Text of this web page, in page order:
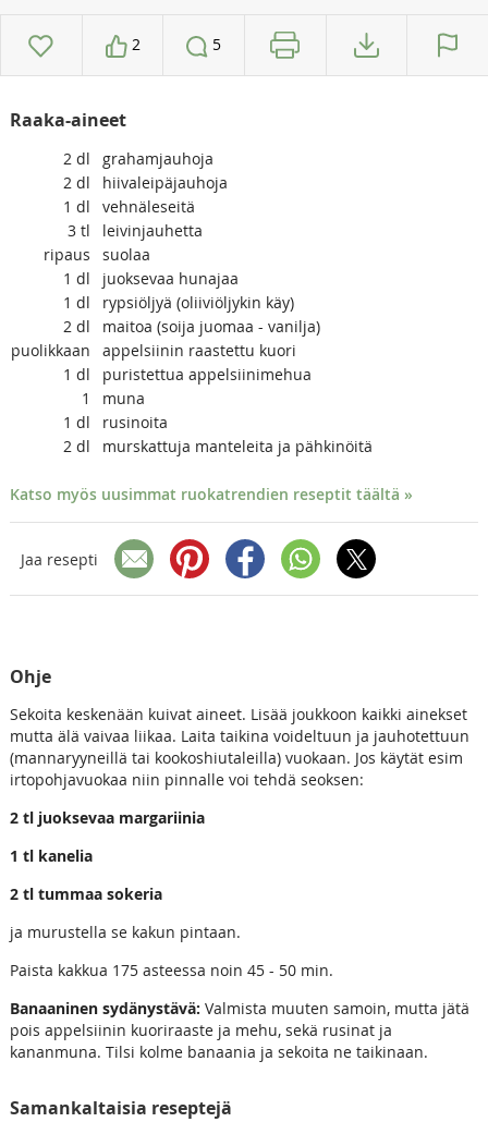
2 5
Raaka-aineet
2 dl
grahamjauhoja
2 dl
hiivaleipäjauhoja
1 dl
vehnäleseitä
3 tl
leivinjauhetta
ripaus
suolaa
1 dl
juoksevaa hunajaa
1 dl
rypsiöljyä (oliiviöljykin käy)
2 dl
maitoa (soija juomaa - vanilja)
puolikkaan
appelsiinin raastettu kuori
1 dl
puristettua appelsiinimehua
1
muna
1 dl
rusinoita
2 dl murskattuja manteleita ja pähkinöitä
Katso myös uusimmat ruokatrendien reseptit täältä »
Jaa resepti
Ohje
Sekoita keskenään kuivat aineet. Lisää joukkoon kaikki ainekset
mutta älä vaivaa liikaa. Laita taikina voideltuun ja jauhotettuun
(mannaryyneillä tai kookoshiutaleilla) vuokaan. Jos käytät esim
irtopohjavuokaa niin pinnalle voi tehdä seoksen:
2 tl juoksevaa margariinia
1 tl kanelia
2 tl tummaa sokeria
ja murustella se kakun pintaan.
Paista kakkua 175 asteessa noin 45 - 50 min.
Banaaninen sydänystävä: Valmista muuten samoin, mutta jätä
pois appelsiinin kuoriraaste ja mehu, sekä rusinat ja
kananmuna. Tilsi kolme banaania ja sekoita ne taikinaan.
Samankaltaisia reseptejä